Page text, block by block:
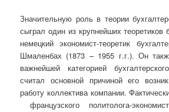
Значительную роль в теории
сыграл один из крупнейших теоретиков
немецкий экономист-теоретик
Шмаленбах (1873 – 1955 г.г.). Он
важнейшей категорией
считал основной причиной его
работу коллектива компании.
французского политолога-